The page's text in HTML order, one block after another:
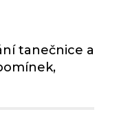
tanečnice a